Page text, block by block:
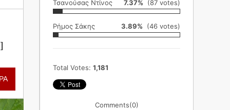
Τσανούσας Ντίνος 7.37% (87 votes)
Ρήμος Σάκης 3.89% (46 votes)
Total Votes: 1,181
Comments(0)